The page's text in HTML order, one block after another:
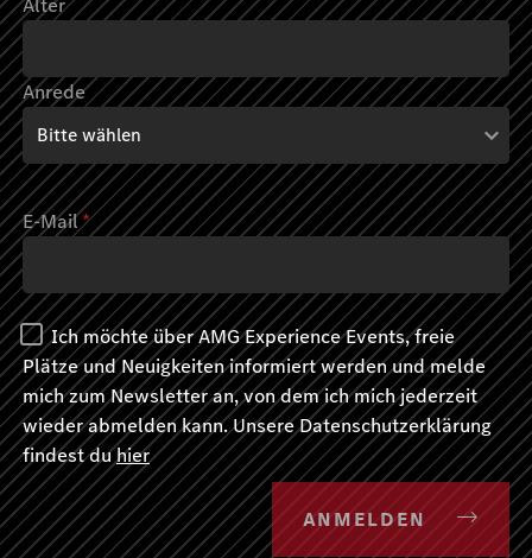
Anrede
E-Mail*
Ich möchte über AMG Experience Events, freie
Plätze und Neuigkeiten informiert werden und melde
mich zum Newsletter an, von dem ich mich jederzeit
wieder abmelden kann. Unsere Datenschutzerklärung
findest duhier
ANMELDEN